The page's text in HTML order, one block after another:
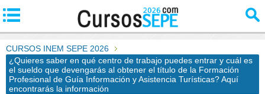
CURSOS INEM SEPE 2026
¿Quieres saber en qué centro de trabajo puedes entrar y cuál es
el sueldo que devengarás al obtener el título de la Formación
Profesional de Guía Información y Asistencia Turísticas? Aquí
encontrarás la información